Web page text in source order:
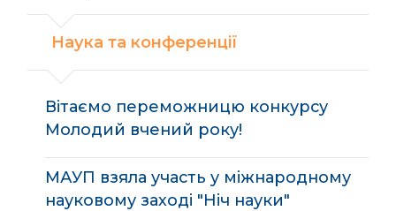
Наука та конференції
Вітаємо переможницю конкурсу
Молодий вчений року!
МАУП взяла участь у міжнародному
науковому заході "Ніч науки"